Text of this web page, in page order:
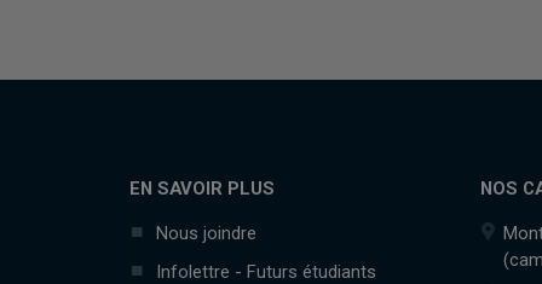
EN SAVOIR PLUS
Nous joindre
Infolettre - Futurs étudiants
NOS